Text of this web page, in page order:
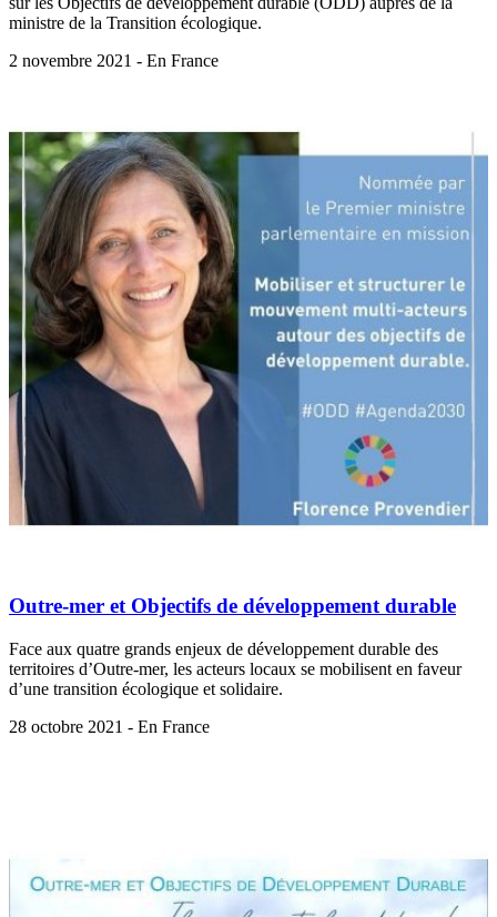
ministre de la Transition écologique.
2 novembre 2021 - En France
Outre-mer et Objectifs de développement durable
Face aux quatre grands enjeux de développement durable des
territoires d’Outre-mer, les acteurs locaux se mobilisent en faveur
d’une transition écologique et solidaire.
28 octobre 2021 - En France